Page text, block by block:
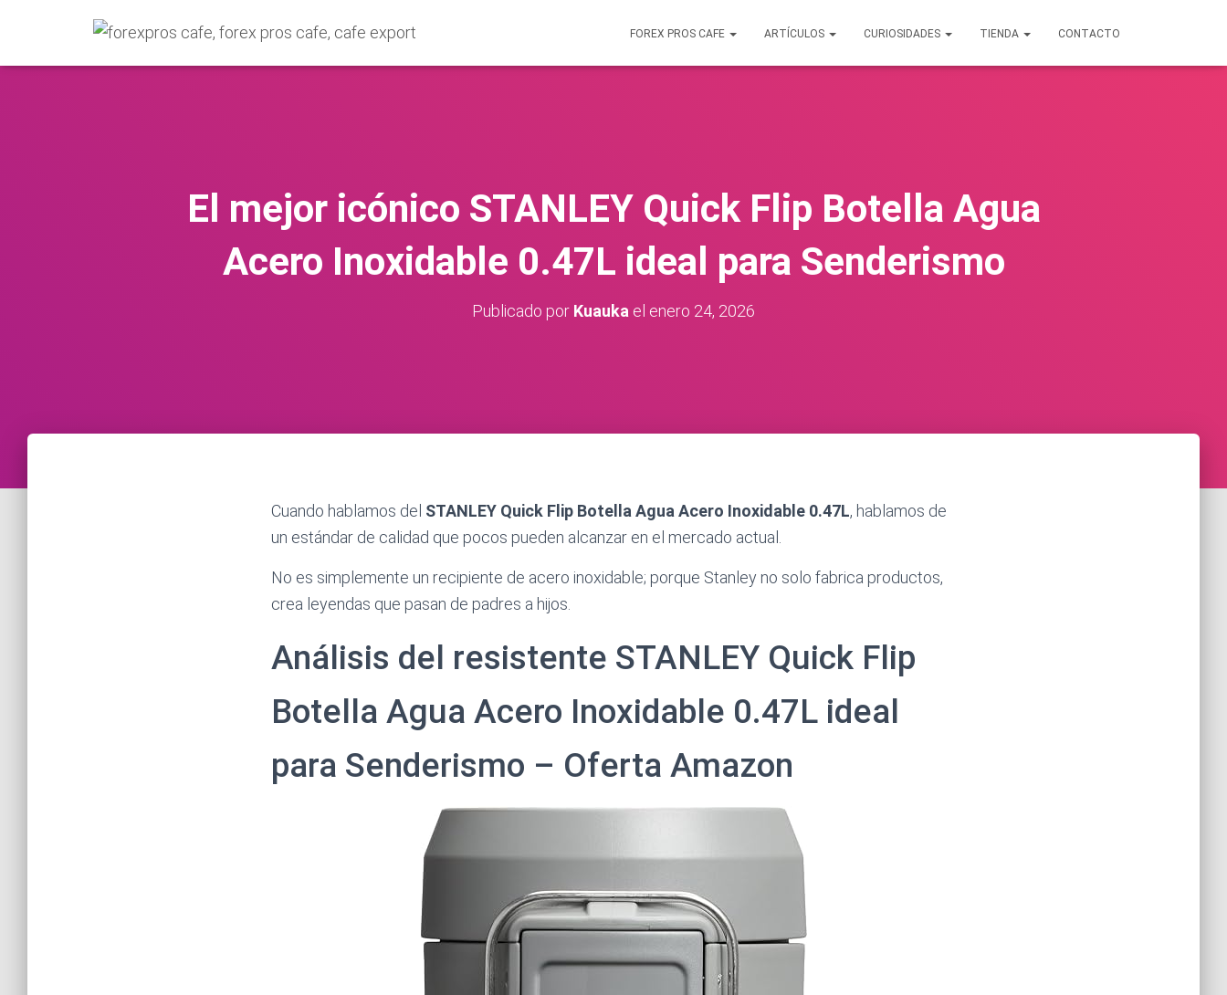
FOREX PROS CAFE ARTÍCULOS CURIOSIDADES TIENDA CONTACTO
El mejor icónico STANLEY Quick Flip Botella Agua
Acero Inoxidable 0.47L ideal para Senderismo
Publicado por Kuauka el enero 24, 2026
Cuando hablamos del STANLEY Quick Flip Botella Agua Acero Inoxidable 0.47L, hablamos de
un estándar de calidad que pocos pueden alcanzar en el mercado actual.
No es simplemente un recipiente de acero inoxidable; porque Stanley no solo fabrica productos,
crea leyendas que pasan de padres a hijos.
Análisis del resistente STANLEY Quick Flip
Botella Agua Acero Inoxidable 0.47L ideal
para Senderismo – Oferta Amazon